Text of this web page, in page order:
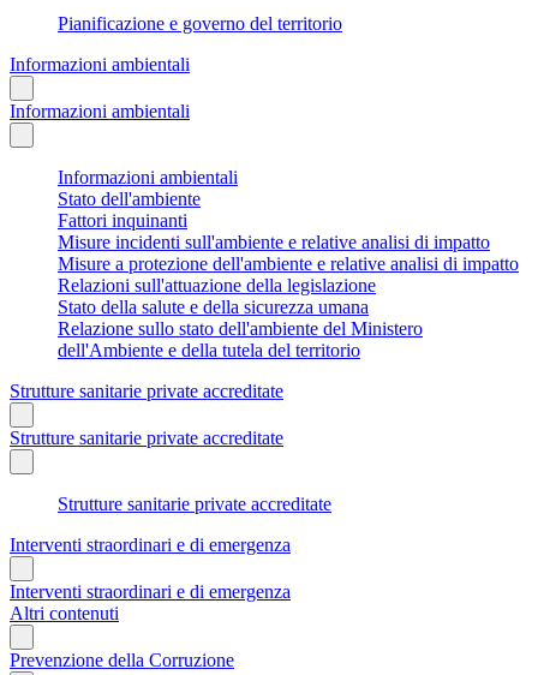
Pianificazione e governo del territorio
Informazioni ambientali
Informazioni ambientali
Informazioni ambientali
Stato dell'ambiente
Fattori inquinanti
Misure incidenti sull'ambiente e relative analisi di impatto
Misure a protezione dell'ambiente e relative analisi di impatto
Relazioni sull'attuazione della legislazione
Stato della salute e della sicurezza umana
Relazione sullo stato dell'ambiente del Ministero
dell'Ambiente e della tutela del territorio
Strutture sanitarie private accreditate
Strutture sanitarie private accreditate
Strutture sanitarie private accreditate
Interventi straordinari e di emergenza
Interventi straordinari e di emergenza
Altri contenuti
Prevenzione della Corruzione